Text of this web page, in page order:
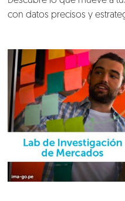
con datos precisos y